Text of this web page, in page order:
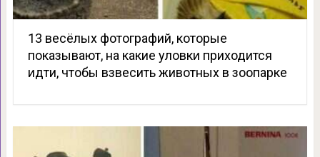
13 весёлых фотографий, которые
показывают, на какие уловки приходится
идти, чтобы взвесить животных в зоопарке